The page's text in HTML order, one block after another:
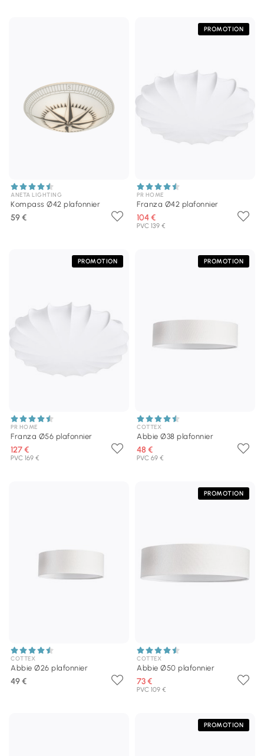
ANETA LIGHTING
Kompass Ø42 plafonnier
59 €
PROMOTION
PR HOME
Franza Ø42 plafonnier
104 €
PVC 139 €
PROMOTION
PR HOME
Franza Ø56 plafonnier
127 €
PVC 169 €
PROMOTION
COTTEX
Abbie Ø38 plafonnier
48 €
PVC 69 €
COTTEX
Abbie Ø26 plafonnier
49 €
PROMOTION
COTTEX
Abbie Ø50 plafonnier
73 €
PVC 109 €
PROMOTION